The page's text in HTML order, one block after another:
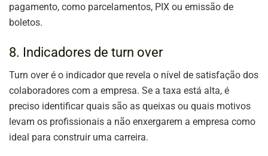
pagamento, como parcelamentos, PIX ou emissão de
boletos.
8. Indicadores de turn over
Turn over é o indicador que revela o nível de satisfação dos
colaboradores com a empresa. Se a taxa está alta, é
preciso identificar quais são as queixas ou quais motivos
levam os profissionais a não enxergarem a empresa como
ideal para construir uma carreira.